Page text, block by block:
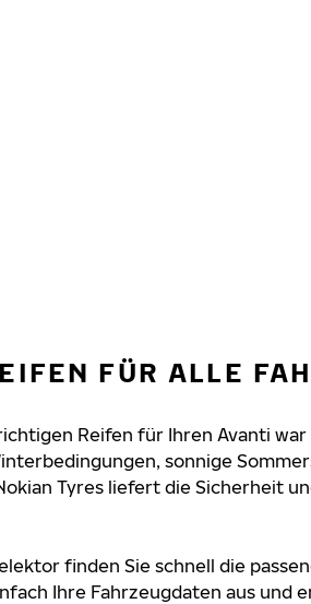
FÜR ALLE
Reifen für Ihren Avanti
sonnige
Tyres liefert die Sicherheit
finden Sie schnell die
Ihre Fahrzeugdaten aus und